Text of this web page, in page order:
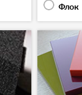
Флок